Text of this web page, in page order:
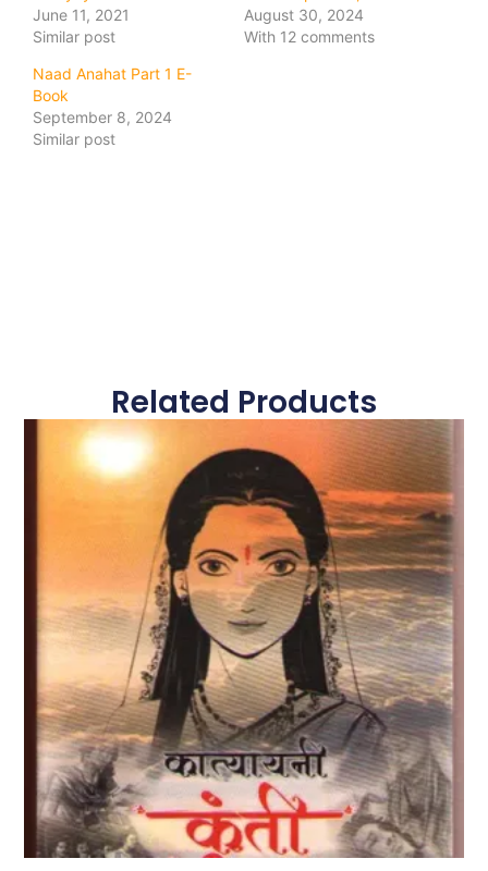
June 11, 2021
Similar post
August 30, 2024
With 12 comments
Naad Anahat Part 1 E-
Book
September 8, 2024
Similar post
Related Products